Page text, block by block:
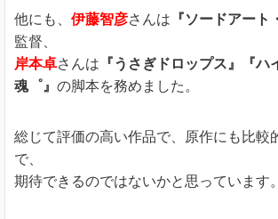
他にも、 伊藤智彦さんは 『ソードアート
監督、
岸本卓さんは 『うさぎドロップス』『ハ
魂゜』 の脚本を務めました。
総じて評価の高い作品で、原作にも比較
で、
期待できるのではないかと思っています。